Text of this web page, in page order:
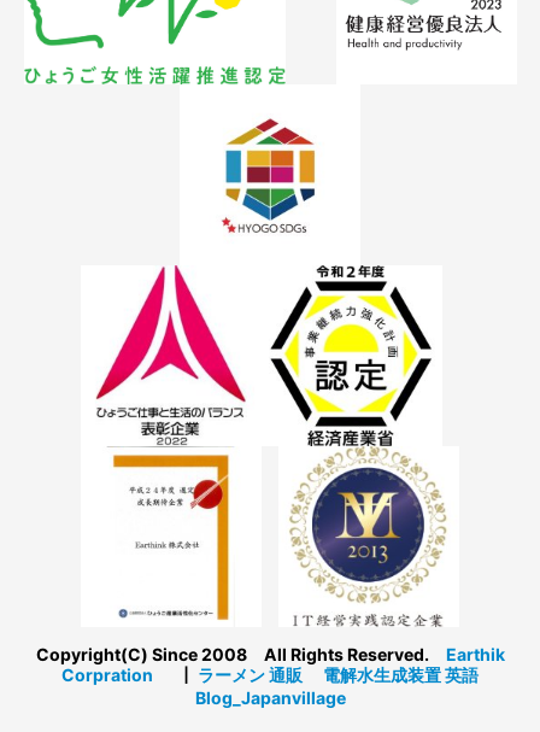
Copyright(C) Since 2008 All Rights Reserved. Earthik
Corpration
ラーメン 通販 電解水生成装置英語
Blog_Japanvillage